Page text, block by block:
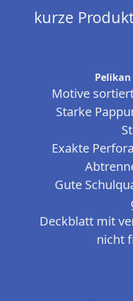
kurze
Pelikan
Motive
Starke
Exakte
Gute
Deckblatt mit
nicht